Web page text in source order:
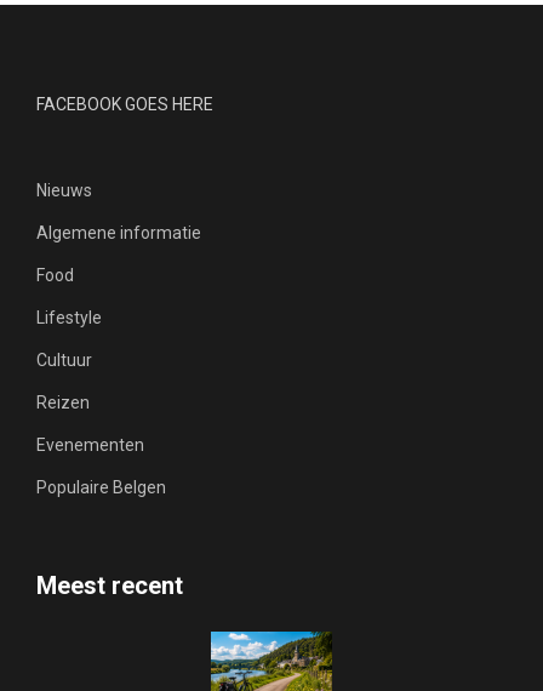
FACEBOOK GOES HERE
Nieuws
Algemene informatie
Food
Lifestyle
Cultuur
Reizen
Evenementen
Populaire Belgen
Meest recent